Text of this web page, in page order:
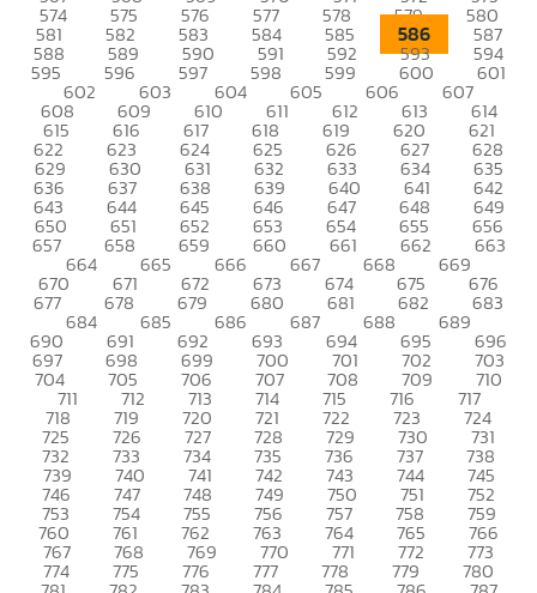
574 575 576 577 578 579 580
581 582 583 584 585 586 587
588 589 590 591 592 593 594
595 596 597 598 599 600 601
602 603 604 605 606 607
608 609 610 611 612 613 614
615 616 617 618 619 620 621
622 623 624 625 626 627 628
629 630 631 632 633 634 635
636 637 638 639 640 641 642
643 644 645 646 647 648 649
650 651 652 653 654 655 656
657 658 659 660 661 662 663
664 665 666 667 668 669
670 671 672 673 674 675 676
677 678 679 680 681 682 683
684 685 686 687 688 689
690 691 692 693 694 695 696
697 698 699 700 701 702 703
704 705 706 707 708 709 710
711 712 713 714 715 716 717
718 719 720 721 722 723 724
725 726 727 728 729 730 731
732 733 734 735 736 737 738
739 740 741 742 743 744 745
746 747 748 749 750 751 752
753 754 755 756 757 758 759
760 761 762 763 764 765 766
767 768 769 770 771 772 773
774 775 776 777 778 779 780